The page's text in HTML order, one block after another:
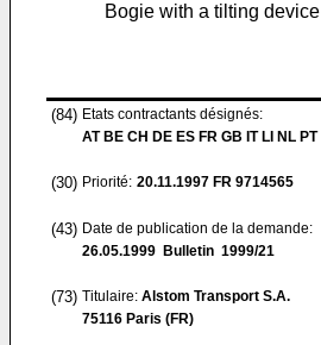
Bogie with a tilting device
(84) Etats contractants désignés:
AT BE CH DE ES FR GB IT LI NL PT
(30) Priorité: 20.11.1997 FR 9714565
(43) Date de publication de la demande:
26.05.1999 Bulletin 1999/21
(73) Titulaire: Alstom Transport S.A.
75116 Paris (FR)